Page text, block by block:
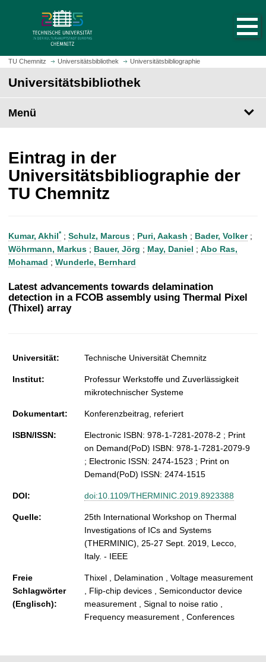
z
m
t
e
i
t
u
f
r
u
TU Chemnitz Universitätsbibliothek Universitätsbibliographie
Universitätsbibliothek
Menü
Eintrag in der
Universitätsbibliographie der
TU Chemnitz
Kumar, Akhil* ; Schulz, Marcus ; Puri, Aakash ; Bader, Volker;
Wöhrmann, Markus ; Bauer, Jörg ; May, Daniel ; Abo Ras,
Mohamad ; Wunderle, Bernhard
Latest advancements towards delamination
detection in a FCOB assembly using Thermal Pixel
(Thixel) array
Universität: Technische Universität Chemnitz
Institut:
Professur Werkstoffe und Zuverlässigkeit
mikrotechnischer Systeme
Dokumentart: Konferenzbeitrag, referiert
ISBN/ISSN:
Electronic ISBN: 978-1-7281-2078-2 ; Print
on Demand(PoD) ISBN: 978-1-7281-2079-9
; Electronic ISSN: 2474-1523 ; Print on
Demand(PoD) ISSN: 2474-1515
DOI: doi:10.1109/THERMINIC.2019.8923388
Quelle:
25th International Workshop on Thermal
Investigations of ICs and Systems
(THERMINIC), 25-27 Sept. 2019, Lecco,
Italy. - IEEE
Freie
Schlagwörter
(Englisch):
Thixel , Delamination , Voltage measurement
, Flip-chip devices , Semiconductor device
measurement , Signal to noise ratio ,
Frequency measurement , Conferences